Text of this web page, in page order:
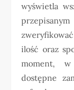
wyświetla
ilość oraz
moment,
dostępne